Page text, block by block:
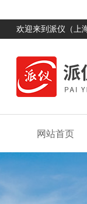
欢迎来到派仪（上
网站首页